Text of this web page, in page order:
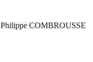
Philippe COMBROUSSE